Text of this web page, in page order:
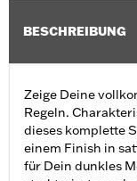
BESCHREIBUNG
Zeige Deine
Regeln.
dieses komplette
einem Finish in
für Dein dunkles